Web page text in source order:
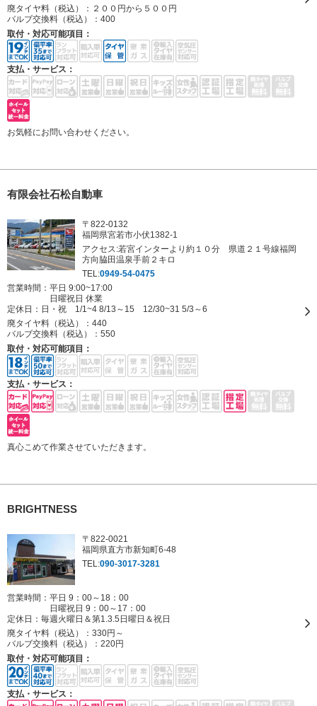
廃タイヤ料（税込）： ２００円から５００円
バルブ交換料（税込）： 400
取付・対応可能項目：
支払・サービス：
お気軽にお問い合わせください。
有限会社石松自動車
〒822-0132
福岡県宮若市小伏1382-1
アクセス:若宮インターより約１０分 県道２１号線福岡
方向脇田温泉手前２キロ
TEL:0949-54-0475
営業時間：平日 9:00~17:00
日曜祝日 休業
定休日： 日・祝 1/1~4 8/13～15 12/30~31 5/3～6
廃タイヤ料（税込）： 440
バルブ交換料（税込）： 550
取付・対応可能項目：
支払・サービス：
真心こめて作業させていただきます。
BRIGHTNESS
〒822-0021
福岡県直方市新知町6-48
TEL:090-3017-3281
営業時間：平日 9：00～18：00
日曜祝日 9：00～17：00
定休日： 毎週火曜日＆第1.3.5日曜日＆祝日
廃タイヤ料（税込）： 330円～
バルブ交換料（税込）： 220円
取付・対応可能項目：
支払・サービス：